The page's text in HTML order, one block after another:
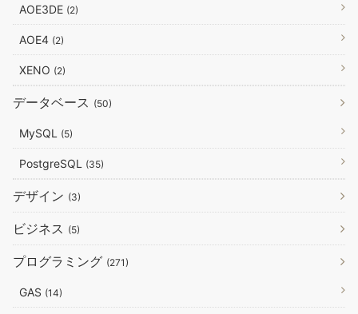
AOE3DE (2)
AOE4 (2)
XENO (2)
データベース (50)
MySQL (5)
PostgreSQL (35)
デザイン (3)
ビジネス (5)
プログラミング (271)
GAS (14)